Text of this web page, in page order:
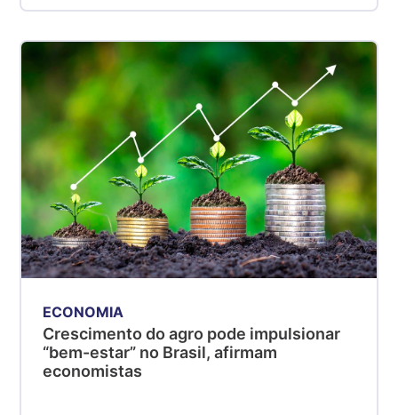
ECONOMIA
Crescimento do agro pode impulsionar
“bem-estar” no Brasil, afirmam
economistas